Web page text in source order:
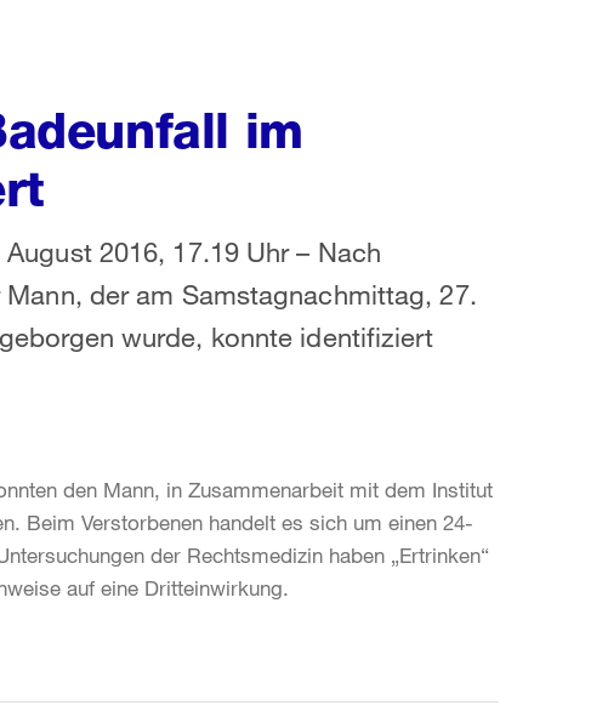
im
2016, 17.19 Uhr – Nach
der am Samstagnachmittag, 27.
wurde, konnte identifiziert
den Mann, in Zusammenarbeit mit dem Institut
Beim Verstorbenen handelt es sich um einen 24-
der Rechtsmedizin haben „Ertrinken“
auf eine Dritteinwirkung.